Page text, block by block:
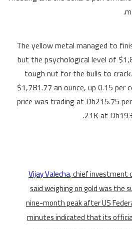
The yellow metal managed to
but the psychological level of
tough nut for the bulls to
$1,781.77 an ounce, up 0.15 per
price was trading at Dh215.75
21K at
Vijay Valecha, chief investment
said weighing on gold was the
nine-month peak after US
minutes indicated that its